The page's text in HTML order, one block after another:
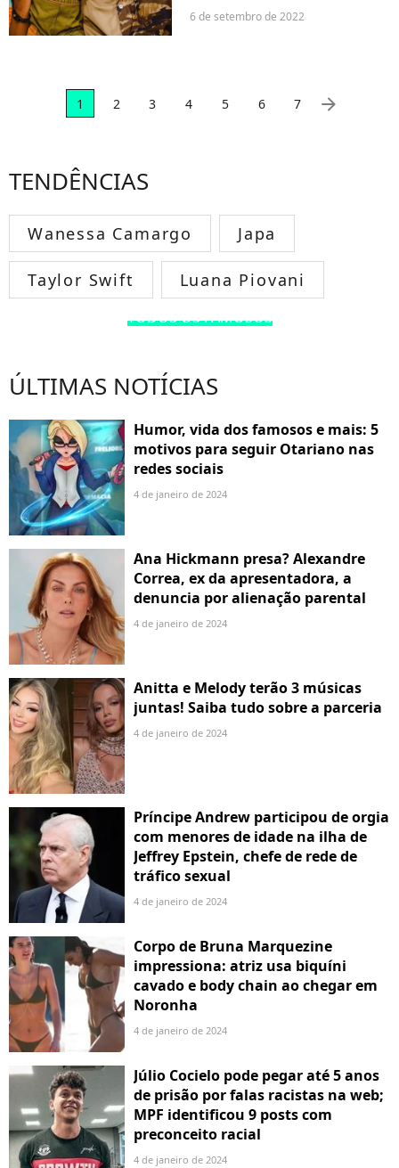
alguns comentários que
6 de setembro de 2022
1 2 3 4 5 6 7 arrow_right
TENDÊNCIAS
Wanessa Camargo Japa
Taylor Swift Luana Piovani
TODOS OS FAMOSOS
ÚLTIMAS NOTÍCIAS
Humor, vida dos famosos e mais: 5
motivos para seguir Otariano nas
redes sociais
4 de janeiro de 2024
Ana Hickmann presa? Alexandre
Correa, ex da apresentadora, a
denuncia por alienação parental
4 de janeiro de 2024
Anitta e Melody terão 3 músicas
juntas! Saiba tudo sobre a parceria
4 de janeiro de 2024
Príncipe Andrew participou de orgia
com menores de idade na ilha de
Jeffrey Epstein, chefe de rede de
tráfico sexual
4 de janeiro de 2024
Corpo de Bruna Marquezine
impressiona: atriz usa biquíni
cavado e body chain ao chegar em
Noronha
4 de janeiro de 2024
Júlio Cocielo pode pegar até 5 anos
de prisão por falas racistas na web;
MPF identificou 9 posts com
preconceito racial
4 de janeiro de 2024